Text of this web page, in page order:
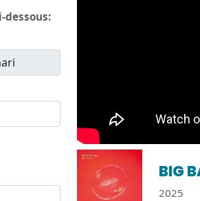
BIG
2025
dessous: